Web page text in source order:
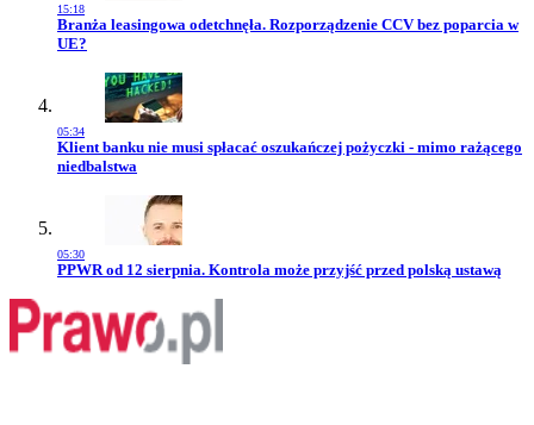
15:18
Przejdź do artykułu:
Branża leasingowa odetchnęła. Rozporządzenie CCV bez poparcia w
UE?
05:34
Przejdź do artykułu:
Klient banku nie musi spłacać oszukańczej pożyczki - mimo rażącego
niedbalstwa
05:30
Przejdź do artykułu:
PPWR od 12 sierpnia. Kontrola może przyjść przed polską ustawą